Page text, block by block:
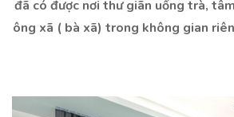
đã có được nơi thư giãn uống trà,
ông xã ( bà xã) trong không gian